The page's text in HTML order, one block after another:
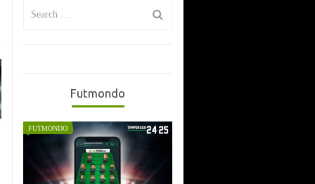
Futmondo
FUTMONDO